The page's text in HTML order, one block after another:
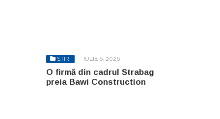
STIRI IULIE 6, 2026
O firmă din cadrul Strabag
preia Bawi Construction